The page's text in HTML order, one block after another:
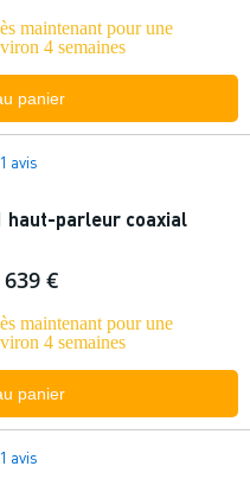
maintenant pour une
4 semaines
panier
1 avis
haut-parleur coaxial
639 €
maintenant pour une
4 semaines
panier
1 avis